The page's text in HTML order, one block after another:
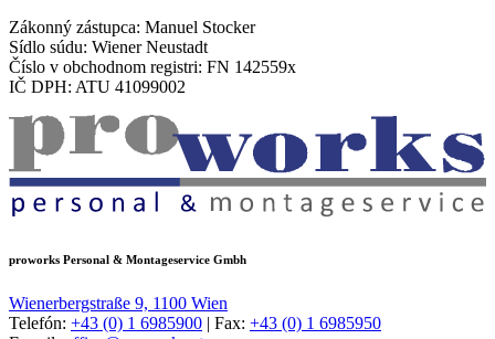
Zákonný zástupca: Manuel Stocker
Sídlo súdu: Wiener Neustadt
Číslo v obchodnom registri: FN 142559x
IČ DPH: ATU 41099002
proworks Personal & Montageservice Gmbh
Wienerbergstraße 9, 1100 Wien
Telefón: +43 (0) 1 6985900 | Fax: +43 (0) 1 6985950